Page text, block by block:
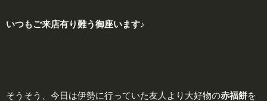
いつもご来店有り難う御座います♪
そうそう、今日は伊勢に行っていた友人より大好物の赤福餅を